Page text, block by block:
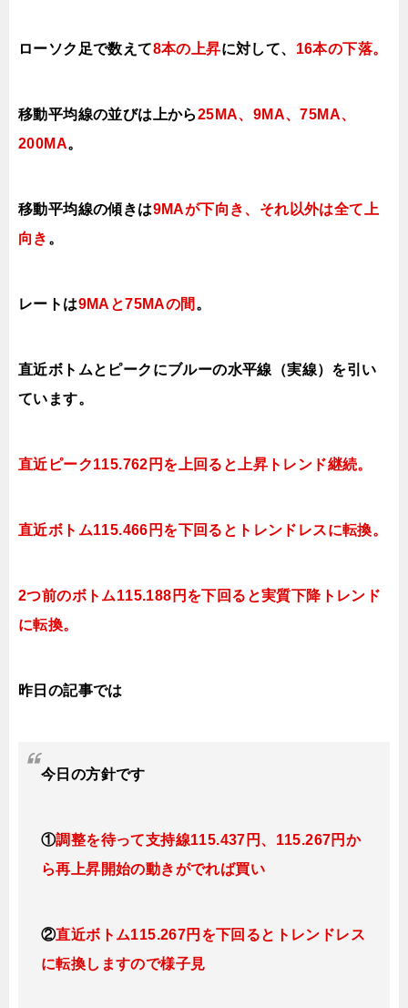
ローソク足で数えて8本の上昇に対して、 16本の下落。
移動平均線の並びは上から25MA、9MA、75MA、
200MA。
移動平均線の傾きは9MAが下向き、それ以外は全て上
向き 。
レートは9MAと75MAの間 。
直近ボトムとピークにブルーの水平線（実線）を引い
ています。
直近ピーク115.762円を上回ると上昇 トレンド継続。
直近ボトム115.466円を下回ると トレンドレスに転換。
2つ前のボトム115.188円を下回ると実質下降トレンド
に転換。
昨日の記事では
今日 の方針です
①調整を待って支持線115.437円、115.267円 か
ら再上昇開始の動きがでれば買い
②直近ボトム115.267円を下回るとトレンドレス
に転換しますので様子見